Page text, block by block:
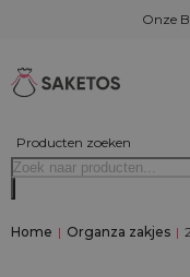
Onze
Producten zoeken
Home | Organza zakjes |